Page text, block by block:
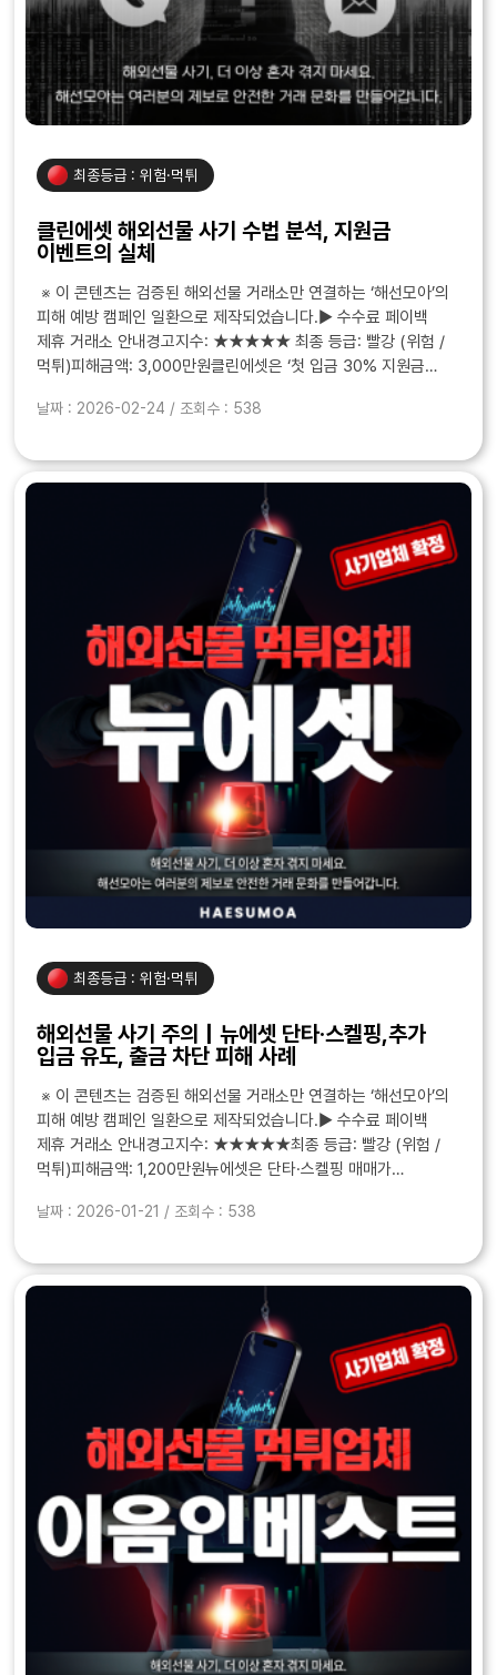
최종등급 : 위험·먹튀
클린에셋 해외선물 사기 수법 분석, 지원금
이벤트의 실체
※ 이 콘텐츠는 검증된 해외선물 거래소만 연결하는 ‘해선모아’의
피해 예방 캠페인 일환으로 제작되었습니다.▶ 수수료 페이백
제휴 거래소 안내경고지수: ★★★★★ 최종 등급: 빨강 (위험 /
먹튀)피해금액: 3,000만원클린에셋은 ‘첫 입금 30% 지원금
날짜 : 2026-02-24 / 조회수 : 538
최종등급 : 위험·먹튀
해외선물 사기 주의｜뉴에셋 단타·스켈핑,추가
입금 유도, 출금 차단 피해 사례
※ 이 콘텐츠는 검증된 해외선물 거래소만 연결하는 ‘해선모아’의
피해 예방 캠페인 일환으로 제작되었습니다.▶ 수수료 페이백
제휴 거래소 안내경고지수: ★★★★★최종 등급: 빨강 (위험 /
먹튀)피해금액: 1,200만원뉴에셋은 단타·스켈핑 매매가
날짜 : 2026-01-21 / 조회수 : 538